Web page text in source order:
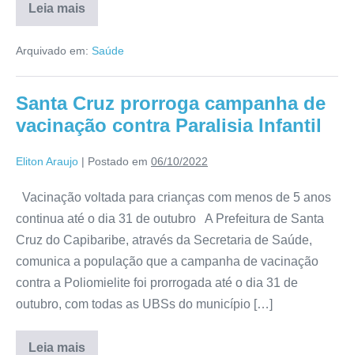
Leia mais
Arquivado em: Saúde
Santa Cruz prorroga campanha de
vacinação contra Paralisia Infantil
Eliton Araujo | Postado em 06/10/2022
Vacinação voltada para crianças com menos de 5 anos
continua até o dia 31 de outubro A Prefeitura de Santa
Cruz do Capibaribe, através da Secretaria de Saúde,
comunica a população que a campanha de vacinação
contra a Poliomielite foi prorrogada até o dia 31 de
outubro, com todas as UBSs do município […]
Leia mais